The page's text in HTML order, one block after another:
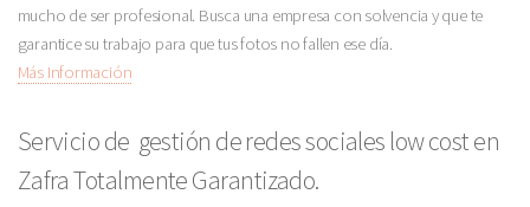
mucho de ser profesional. Busca una empresa con solvencia y que te
garantice su trabajo para que tus fotos no fallen ese día.
Más Información
Servicio de gestión de redes sociales low cost en
Zafra Totalmente Garantizado.